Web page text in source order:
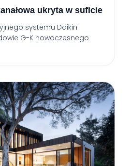
ukryta w suficie
systemu Daikin
G-K nowoczesnego